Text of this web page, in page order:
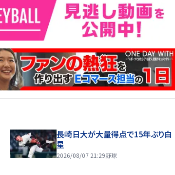
長崎日大が大量得点で15年ぶり白
星
2026/08/07 21:29野球